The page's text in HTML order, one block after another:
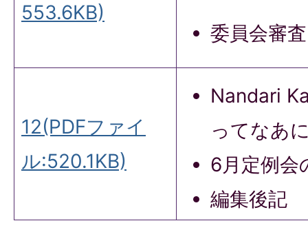
553.6KB)
委員会審
12(PDFファイ
ル:520.1KB)
Nandari
ってなあ
6月定例会
編集後記